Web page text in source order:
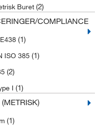
Buret (2)
COMPLIANCE
(1)
ISO 385 (1)
(2)
I (1)
(1)